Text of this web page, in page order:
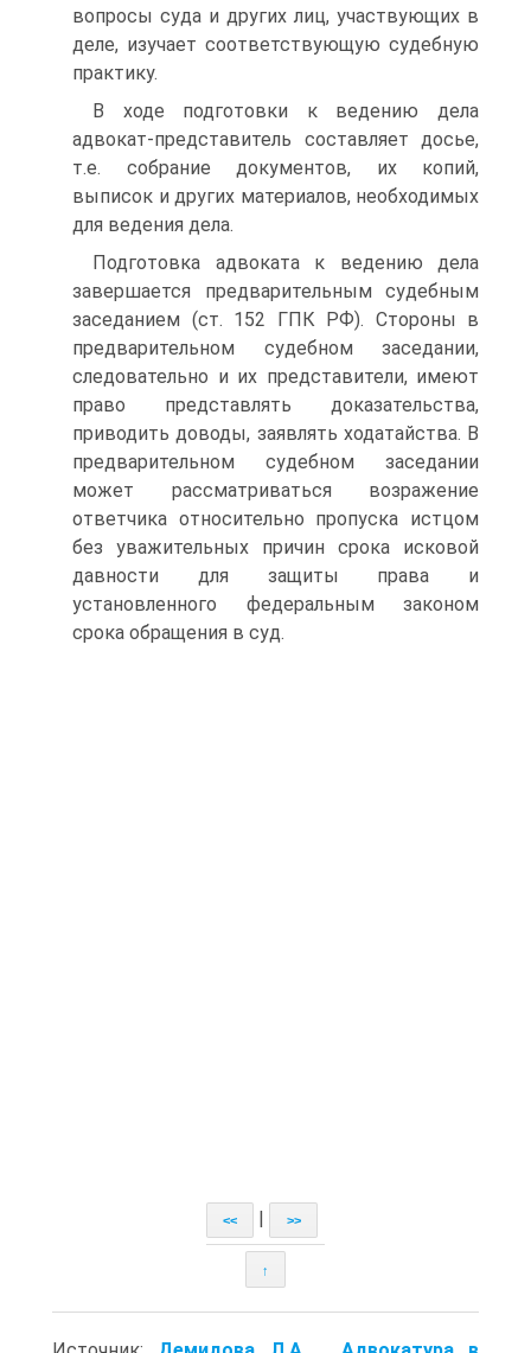
вопросы суда и других лиц, участвующих в
деле, изучает соответствующую судебную
практику.
В ходе подготовки к ведению дела
адвокат-представитель составляет досье,
т.е. собрание документов, их копий,
выписок и других материалов, необходимых
для ведения дела.
Подготовка адвоката к ведению дела
завершается предварительным судебным
заседанием (ст. 152 ГПК РФ). Стороны в
предварительном судебном заседании,
следовательно и их представители, имеют
право представлять доказательства,
приводить доводы, заявлять ходатайства. В
предварительном судебном заседании
может рассматриваться возражение
ответчика относительно пропуска истцом
без уважительных причин срока исковой
давности для защиты права и
установленного федеральным законом
срока обращения в суд.
<< >>
↑